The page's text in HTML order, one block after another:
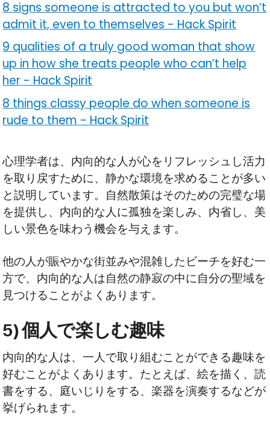
8 signs someone is attracted to you but won’t
admit it, even to themselves - Hack Spirit
9 qualities of a truly good woman that show
up in how she treats people who can’t help
her-Hack Spirit
8 things classy people do when someone is
rude to them - Hack Spirit
心理学者は、内向的な人が心をリフレッシュし活力
を取り戻すために、静かな環境を求めることが多い
と説明しています。自然散策はそのための完璧な場
を提供し、内向的な人に孤独を楽しみ、内省し、美
しい景色を味わう機会を与えます。
他の人が賑やかな街並みや混雑したビーチを好む一
方で、内向的な人は自然の静寂の中に自分の聖域を
見つけることがよくあります。
5) 個人で楽しむ趣味
内向的な人は、一人で取り組むことができる趣味を
好むことがよくあります。たとえば、絵を描く、読
書をする、庭いじりをする、楽器を演奏するなどが
挙げられます。